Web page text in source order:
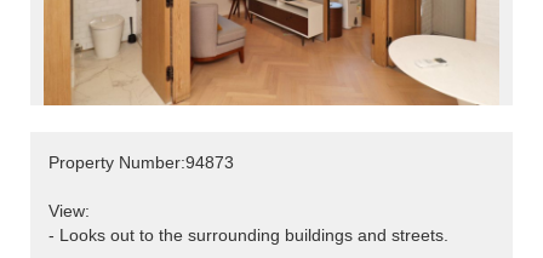
Property Number:94873
View:
- Looks out to the surrounding buildings and streets.